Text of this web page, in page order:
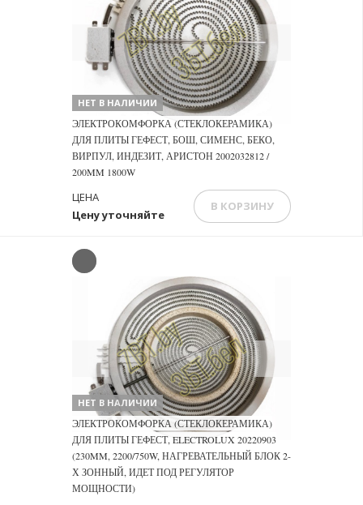
Previous
НЕТ В НАЛИЧИИ
ЭЛЕКТРОКОМФОРКА (СТЕКЛОКЕРАМИКА)
ДЛЯ ПЛИТЫ ГЕФЕСТ, БОШ, СИМЕНС, БЕКО,
ВИРПУЛ, ИНДЕЗИТ, АРИСТОН 2002032812 /
200MM 1800W
Цену уточняйте
ЦЕНА
В КОРЗИНУ
Previous Next
НЕТ В НАЛИЧИИ
ЭЛЕКТРОКОМФОРКА (СТЕКЛОКЕРАМИКА)
ДЛЯ ПЛИТЫ ГЕФЕСТ, ELECTROLUX 20220903
(230MM, 2200/750W, НАГРЕВАТЕЛЬНЫЙ БЛОК 2-
Х ЗОННЫЙ, ИДЕТ ПОД РЕГУЛЯТОР
МОЩНОСТИ)